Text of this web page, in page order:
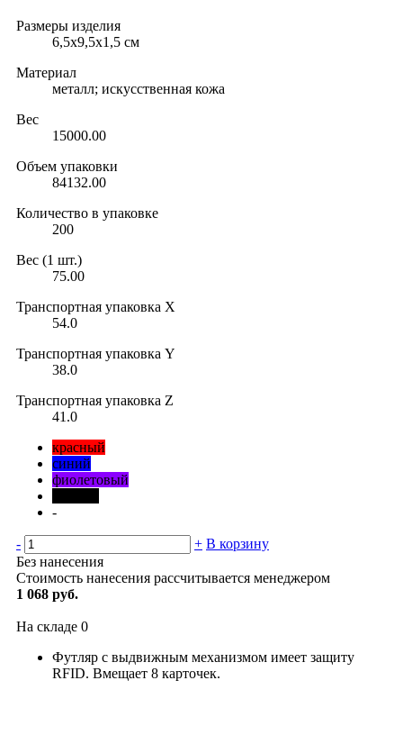
Размеры изделия
6,5х9,5х1,5 см
Материал
металл; искусственная кожа
Вес
15000.00
Объем упаковки
84132.00
Количество в упаковке
200
Вес (1 шт.)
75.00
Транспортная упаковка X
54.0
Транспортная упаковка Y
38.0
Транспортная упаковка Z
41.0
красный
синий
фиолетовый
-
- + В корзину
Без нанесения
Стоимость нанесения рассчитывается менеджером
1 068 руб.
На складе 0
Футляр с выдвижным механизмом имеет защиту
RFID. Вмещает 8 карточек.